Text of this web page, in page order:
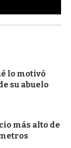
lo motivó
su abuelo
más alto de